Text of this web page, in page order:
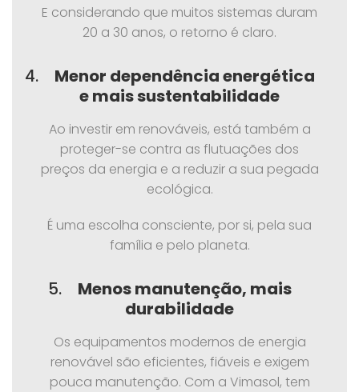
E considerando que muitos sistemas duram
20 a 30 anos, o retorno é claro.
4.
Menor dependência energética
e mais sustentabilidade
Ao investir em renováveis, está também a
proteger-se contra as flutuações dos
preços da energia e a reduzir a sua pegada
ecológica.
É uma escolha consciente, por si, pela sua
família e pelo planeta.
5.
Menos manutenção, mais
durabilidade
Os equipamentos modernos de energia
renovável são eficientes, fiáveis e exigem
pouca manutenção. Com a Vimasol, tem